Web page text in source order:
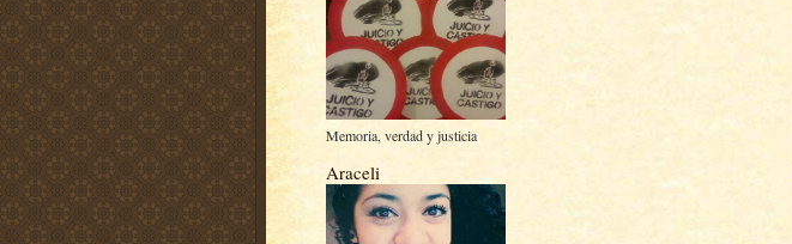
Memoria, verdad y justicia
Araceli